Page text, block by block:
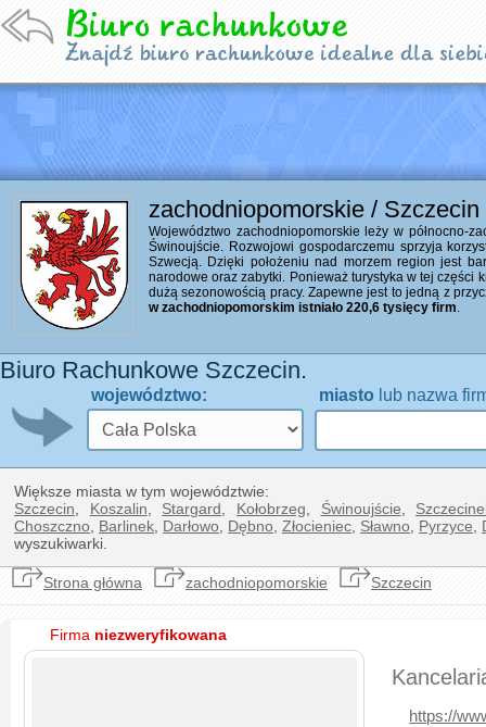
zachodniopomorskie / Szczecin
Województwo zachodniopomorskie leży w północno-
Świnoujście. Rozwojowi gospodarczemu sprzyja
Szwecją. Dzięki położeniu nad morzem region jest
narodowe oraz zabytki. Ponieważ turystyka w tej części
dużą sezonowością pracy. Zapewne jest to jedną z
w zachodniopomorskim istniało 220,6 tysięcy firm.
Biuro Rachunkowe Szczecin.
województwo: miasto lub nazwa
Większe miasta w tym województwie:
Szczecin
Koszalin Stargard Kołobrzeg Świnoujście
Choszczno
Barlinek Darłowo Dębno Złocieniec Sławno Pyrzyce
wyszukiwarki.
Strona główna zachodniopomorskie Szczecin
Firma niezweryfikowana
https://